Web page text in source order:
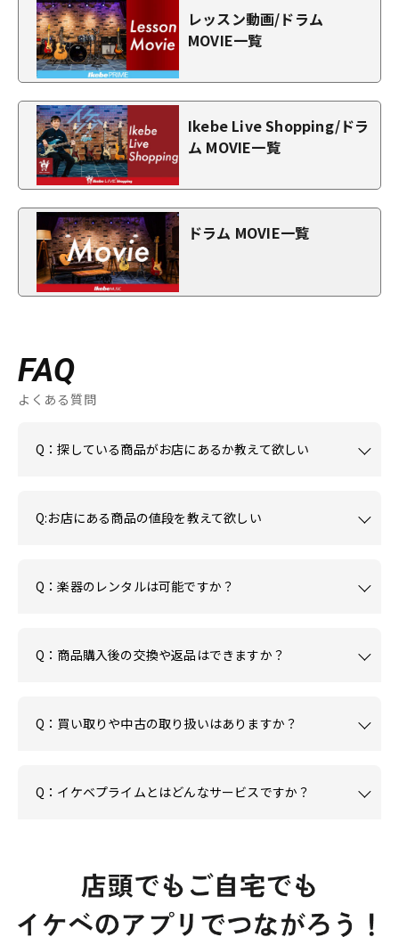
レッスン動画/ドラム
MOVIE一覧
Ikebe Live Shopping/ドラ
ム MOVIE一覧
ドラム MOVIE一覧
FAQ
よくある質問
Q：探している商品がお店にあるか教えて欲しい
Q:お店にある商品の値段を教えて欲しい
Q：楽器のレンタルは可能ですか？
Q：商品購入後の交換や返品はできますか？
Q：買い取りや中古の取り扱いはありますか？
Q：イケベプライムとはどんなサービスですか？